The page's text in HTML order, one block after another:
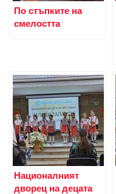
По стъпките на
смелостта
Националният
дворец на децата